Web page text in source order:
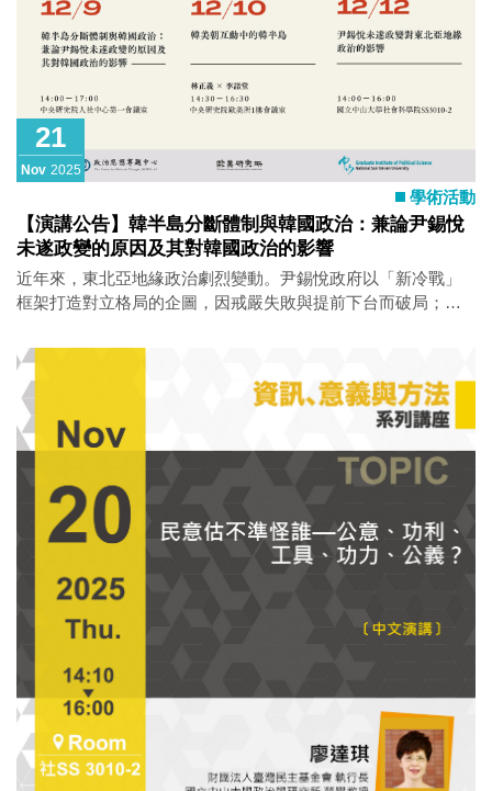
21
Nov 2025
學術活動
【演講公告】韓半島分斷體制與韓國政治：兼論尹錫悅
未遂政變的原因及其對韓國政治的影響
近年來，東北亞地緣政治劇烈變動。尹錫悅政府以「新冷戰」
框架打造對立格局的企圖，因戒嚴失敗與提前下台而破局；川
數。究竟韓國內部政治轉變與東北亞區域秩序之間，存在著什
麼樣的互動關係？ 政治思想研究專題中心特別邀請《創作與批
評》季刊主編、韓國聖公會大學的李南周教授，為本次來台的
系列講座揭開序幕。在首場演講中，李教授將以「分斷體制」
的理論視角切入，聚焦尹錫悅「未遂政變」的成因，以及此一
事件對韓國政治局勢所造成的深遠影響。 誠摯邀請對東北亞局
勢感興趣的學界先進與朋友蒞臨參與。 講題：韓半島分斷體制
與韓國政治：兼論尹錫悅未遂政變的原因及其對韓國政治的影
響 主講人：李南周（韓國聖公會大學人文學部教授、《創作與
批評》季刊主編） 時間： 12 月 9 日（二）14:00 地點： 中央
研究院人社中心第一會議室 主辦單位：中央研究院人社中心政
治思想研究專題中心、中央研究院歐美研究所、中山大學政治
學研究所